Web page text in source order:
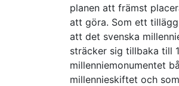
planen att främst
att göra. Som ett
att det svenska
sträcker sig tillbaka till
millenniemonumentet
millennieskiftet och